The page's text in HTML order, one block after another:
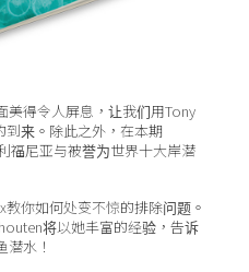
美得令人屏息，让我们用Tony
到来。除此之外，在本期
福尼亚与被誉为世界十大岸潜
你如何处变不惊的排除问题。
将以她丰富的经验，告诉
水！